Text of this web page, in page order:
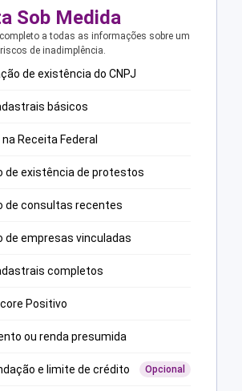
Sob Medida
a todas as informações sobre um
de inadimplência.
de existência do CNPJ
básicos
Receita Federal
de existência de protestos
de consultas recentes
de empresas vinculadas
completos
Positivo
ou renda presumida
e limite de crédito Opcional